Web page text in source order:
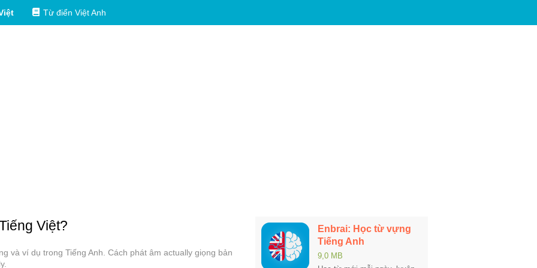
Từ điển Việt Anh
Việt?
và ví dụ trong Tiếng Anh. Cách phát âm actually giọng bản
Enbrai: Học từ vựng
Tiếng Anh
9,0 MB